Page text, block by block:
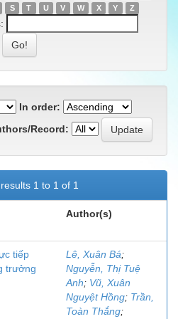
S T U V W X Y Z
In order:
Record:
1 to 1 of 1
Author(s)
tiếp
trưởng
Lê, Xuân Bá;
Nguyễn, Thị Tuệ
Anh; Vũ, Xuân
Nguyệt Hồng; Trần,
Toàn Thắng;